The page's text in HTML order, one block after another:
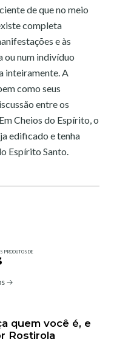
de que no meio
completa
e às
ou num indivíduo
inteiramente. A
como seus
entre os
Cheios do Espírito, o
edificado e tenha
Espírito Santo.
PRODUTOS DE
quem você é, e
Rostirola